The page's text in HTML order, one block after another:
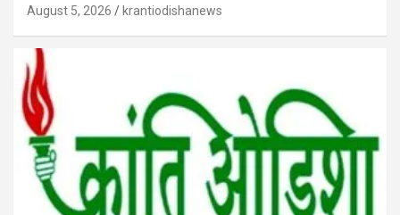
August 5, 2026 krantiodishanews